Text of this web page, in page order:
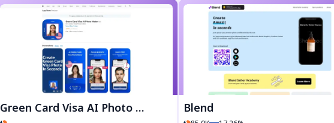
Green Card Visa AI Photo Maker Blend